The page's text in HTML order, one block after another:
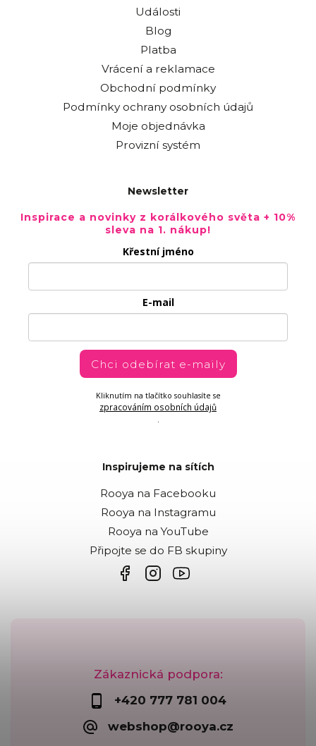
Zákaznická podpora:
+420 777 781 004
webshop@rooya.cz
Události
Blog
Platba
Vrácení a reklamace
Obchodní podmínky
Podmínky ochrany osobních údajů
Moje objednávka
Provizní systém
Newsletter
Inspirace a novinky z korálkového světa + 10%
sleva na 1. nákup!
Křestní jméno
E-mail
Chci odebírat e-maily
Kliknutím na tlačítko souhlasíte se
zpracováním osobních údajů
.
Inspirujeme na sítích
Rooya na Facebooku
Rooya na Instagramu
Rooya na YouTube
Připojte se do FB skupiny